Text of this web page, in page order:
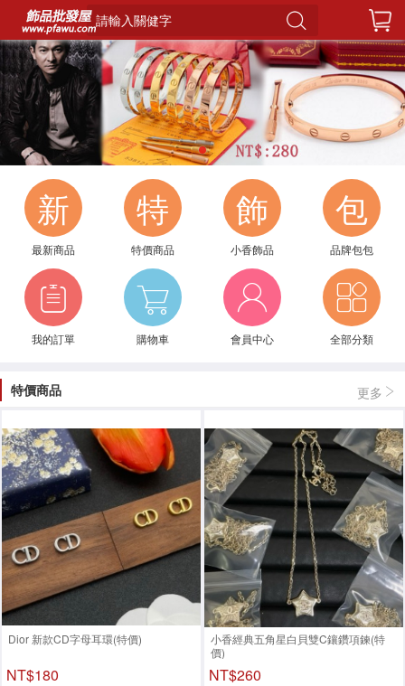
請輸入關健字
1
新
最新商品
特
特價商品
飾
小香飾品
包
品牌包包
我的訂單 購物車 會員中心 全部分類
特價商品 更多
Dior 新款CD字母耳環(特價)
NT$180
小香經典五角星白貝雙C鑲鑽項鍊(特
價)
NT$260